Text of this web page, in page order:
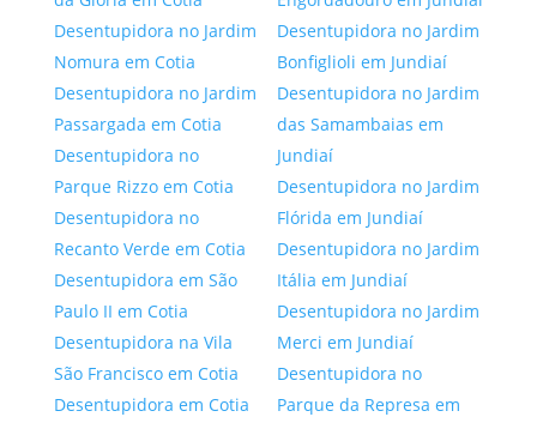
Desentupidora no Jardim
Nomura em Cotia
Desentupidora no Jardim
Passargada em Cotia
Desentupidora no
Parque Rizzo em Cotia
Desentupidora no
Recanto Verde em Cotia
Desentupidora em São
Paulo II em Cotia
Desentupidora na Vila
São Francisco em Cotia
Desentupidora em Cotia
Desentupidora no Jardim
Bonfiglioli em Jundiaí
Desentupidora no Jardim
das Samambaias em
Jundiaí
Desentupidora no Jardim
Flórida em Jundiaí
Desentupidora no Jardim
Itália em Jundiaí
Desentupidora no Jardim
Merci em Jundiaí
Desentupidora no
Parque da Represa em